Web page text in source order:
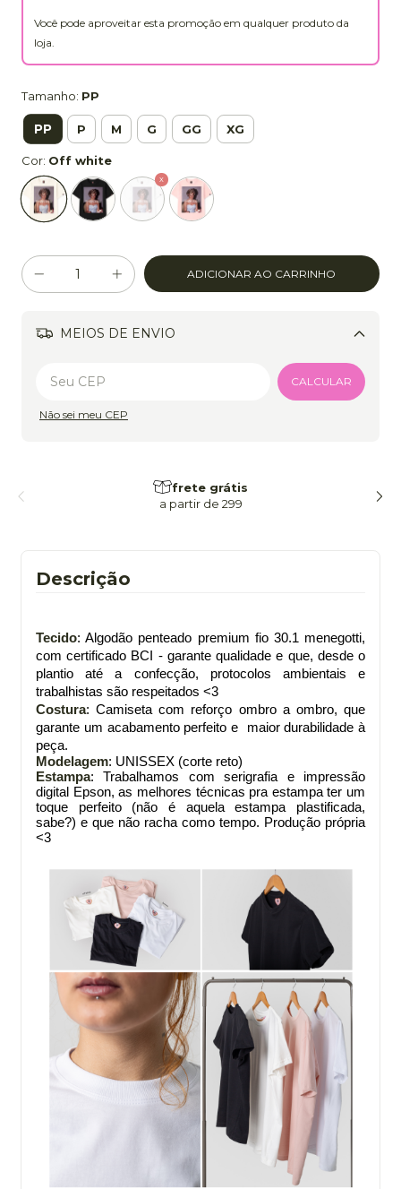
Você pode aproveitar esta promoção em qualquer produto da
loja.
Tamanho: PP
PP P M G GG XG
Cor: Off white
MEIOS DE ENVIO
Alterar CEP
CALCULAR
Não sei meu CEP
frete grátis
a partir de 299
Descrição
Tecido: Algodão penteado premium fio 30.1 menegotti,
com certificado BCI - garante qualidade e que, desde o
plantio até a confecção, protocolos ambientais e
trabalhistas são respeitados <3
Costura: Camiseta com reforço ombro a ombro, que
garante um acabamento perfeito e maior durabilidade à
peça.
Modelagem: UNISSEX (corte reto)
Estampa: Trabalhamos com serigrafia e impressão
digital Epson, as melhores técnicas pra estampa ter um
toque perfeito (não é aquela estampa plastificada,
sabe?) e que não racha como tempo. Produção própria
<3